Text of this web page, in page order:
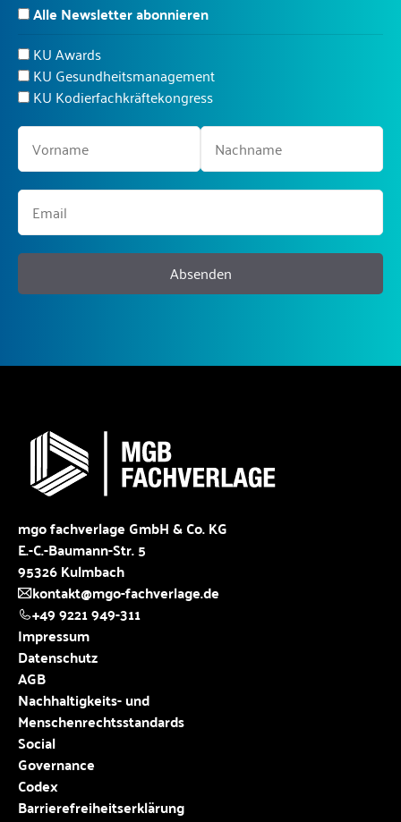
Alle Newsletter abonnieren
KU Awards
KU Gesundheitsmanagement
KU Kodierfachkräftekongress
Absenden
mgo fachverlage GmbH & Co. KG
E.-C.-Baumann-Str. 5
95326 Kulmbach
kontakt@mgo-fachverlage.de
+49 9221 949-311
Impressum
Datenschutz
AGB
Nachhaltigkeits- und
Menschenrechtsstandards
Social
Governance
Codex
Barrierefreiheitserklärung